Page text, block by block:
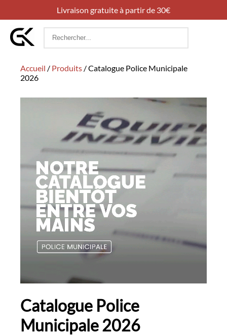
Livraison gratuite à partir de 30€
Rechercher
Accueil / Produits /Catalogue Police Municipale
2026
Catalogue Police
Municipale 2026